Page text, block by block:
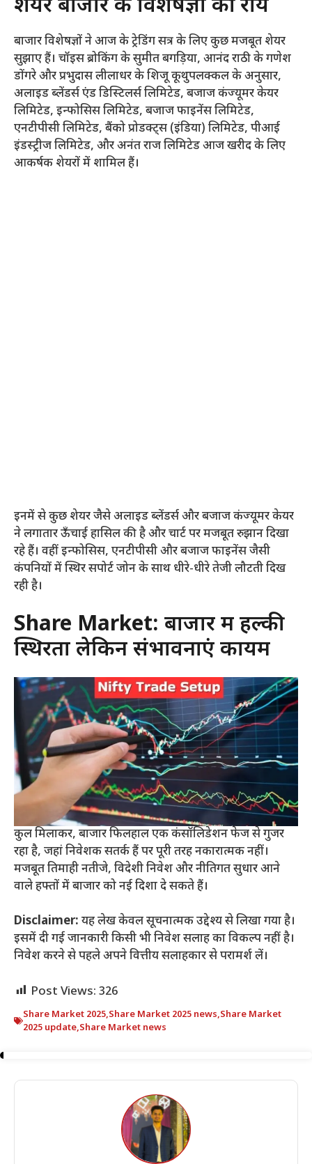
शेयर बाजार के विशेषज्ञों की राय
बाजार विशेषज्ञों ने आज के ट्रेडिंग सत्र के लिए कुछ मजबूत शेयर
सुझाए हैं। चॉइस ब्रोकिंग के सुमीत बगड़िया, आनंद राठी के गणेश
डोंगरे और प्रभुदास लीलाधर के शिजू कूथुपलक्कल के अनुसार,
अलाइड ब्लेंडर्स एंड डिस्टिलर्स लिमिटेड, बजाज कंज्यूमर केयर
लिमिटेड, इन्फोसिस लिमिटेड, बजाज फाइनेंस लिमिटेड,
एनटीपीसी लिमिटेड, बैंको प्रोडक्ट्स (इंडिया) लिमिटेड, पीआई
इंडस्ट्रीज लिमिटेड, और अनंत राज लिमिटेड आज खरीद के लिए
आकर्षक शेयरों में शामिल हैं।
इनमें से कुछ शेयर जैसे अलाइड ब्लेंडर्स और बजाज कंज्यूमर केयर
ने लगातार ऊँचाई हासिल की है और चार्ट पर मजबूत रुझान दिखा
रहे हैं। वहीं इन्फोसिस, एनटीपीसी और बजाज फाइनेंस जैसी
कंपनियों में स्थिर सपोर्ट जोन के साथ धीरे-धीरे तेजी लौटती दिख
रही है।
Share Market: बाजार में हल्की
स्थिरता लेकिन संभावनाएं कायम
कुल मिलाकर, बाजार फिलहाल एक कंसॉलिडेशन फेज से गुजर
रहा है, जहां निवेशक सतर्क हैं पर पूरी तरह नकारात्मक नहीं।
मजबूत तिमाही नतीजे, विदेशी निवेश और नीतिगत सुधार आने
वाले हफ्तों में बाजार को नई दिशा दे सकते हैं।
Disclaimer: यह लेख केवल सूचनात्मक उद्देश्य से लिखा गया है।
इसमें दी गई जानकारी किसी भी निवेश सलाह का विकल्प नहीं है।
निवेश करने से पहले अपने वित्तीय सलाहकार से परामर्श लें।
Post Views: 326
Share Market 2025,Share Market 2025 news,Share Market
2025 update,Share Market news